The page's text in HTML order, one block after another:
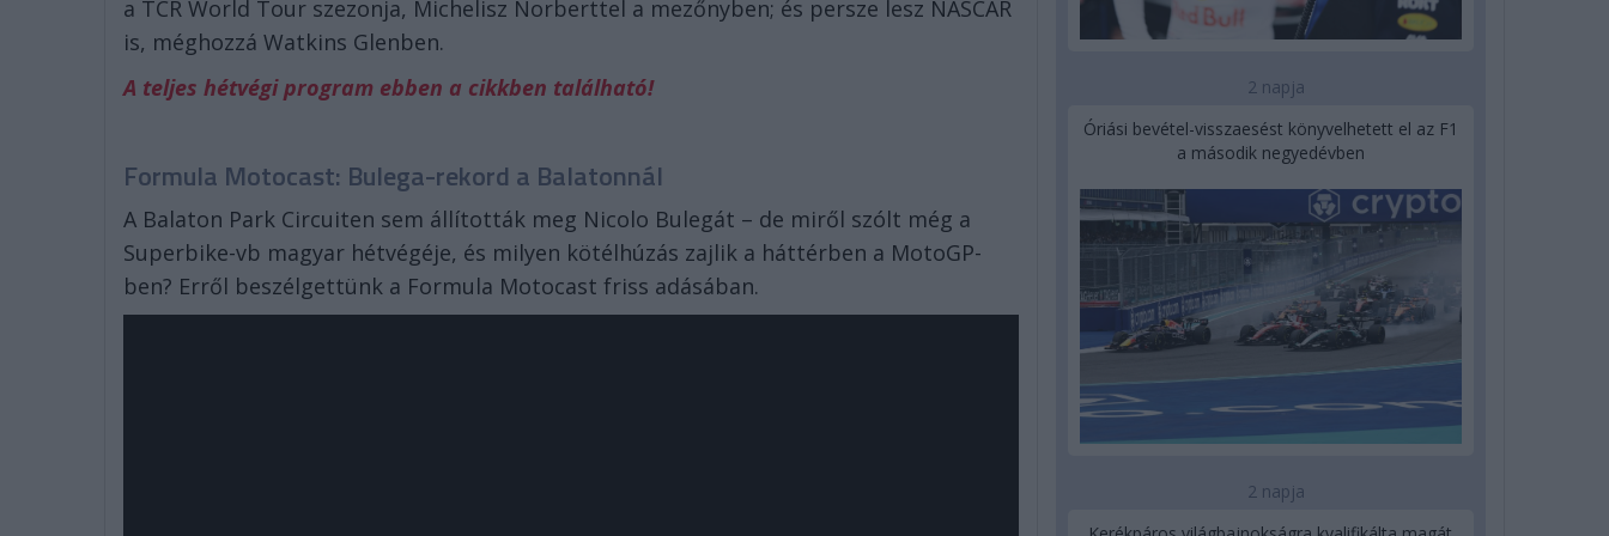
a TCR World Tour szezonja, Michelisz Norberttel a mezőnyben; és persze lesz NASCAR
is, méghozzá Watkins Glenben.
A teljes hétvégi program ebben a cikkben található!
Formula Motocast: Bulega-rekord a Balatonnál
A Balaton Park Circuiten sem állították meg Nicolo Bulegát – de miről szólt még a
Superbike-vb magyar hétvégéje, és milyen kötélhúzás zajlik a háttérben a MotoGP-
ben? Erről beszélgettünk a Formula Motocast friss adásában.
2 napja
Óriási bevétel-visszaesést könyvelhetett el az F1
a második negyedévben
2 napja